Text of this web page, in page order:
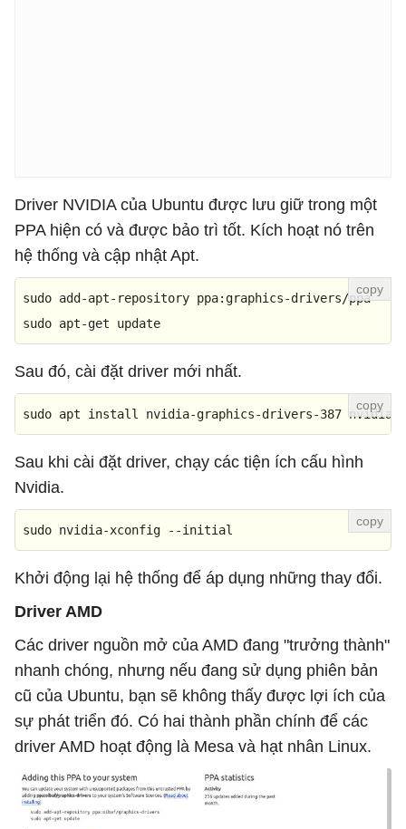
Driver NVIDIA của Ubuntu được lưu giữ trong một
PPA hiện có và được bảo trì tốt. Kích hoạt nó trên
hệ thống và cập nhật Apt.
sudo add -apt- repository ppa:graphics-drivers/ppa
sudo apt-get update
Sau đó, cài đặt driver mới nhất.
sudo apt install nvidia-graphics-drivers-387 nvidia-
Sau khi cài đặt driver, chạy các tiện ích cấu hình
Nvidia.
sudo nvidia-xconfig --initial
Khởi động lại hệ thống để áp dụng những thay đổi.
Driver AMD
Các driver nguồn mở của AMD đang "trưởng thành"
nhanh chóng, nhưng nếu đang sử dụng phiên bản
cũ của Ubuntu, bạn sẽ không thấy được lợi ích của
sự phát triển đó. Có hai thành phần chính để các
driver AMD hoạt động là Mesa và hạt nhân Linux.